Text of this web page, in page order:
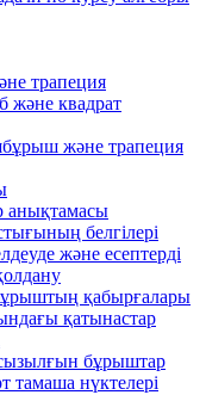
трапеция
және квадрат
және трапеция
анықтамасы
белгілері
және есептерді
қабырғалары
қатынастар
бұрыштар
нүктелері